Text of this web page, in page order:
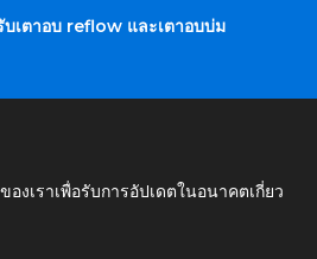
เตาอบ reflow และเตาอบบ่ม
งเราเพื่อรับการอัปเดตในอนาคตเกี่ยว